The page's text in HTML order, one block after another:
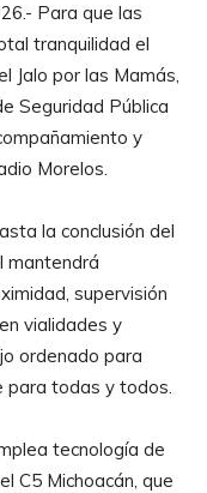
Para que las
tranquilidad el
Jalo por las Mamás,
Seguridad Pública
y
Morelos.
la conclusión del
mantendrá
supervisión
vialidades y
ordenado para
para todas y todos.
tecnología de
C5 Michoacán, que